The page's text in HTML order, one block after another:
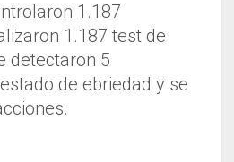
1.187
1.187 test de
detectaron 5
de ebriedad y se